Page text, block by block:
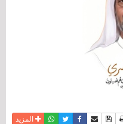
نسخة للطباعة
حفظ الموضوع
أرسل الى صديق
فيسبوكتويترواتسابالمزيد